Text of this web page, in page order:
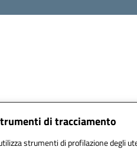
di tracciamento
strumenti di profilazione degli